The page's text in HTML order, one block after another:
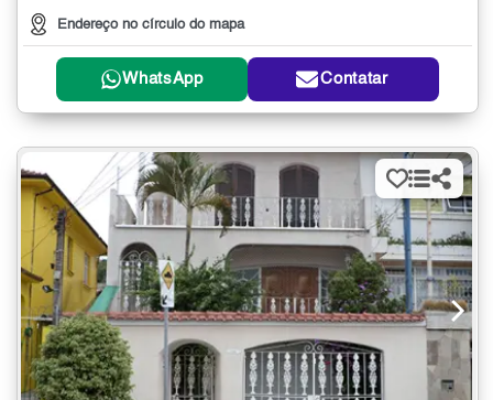
Endereço no círculo do mapa
WhatsApp Contatar